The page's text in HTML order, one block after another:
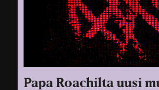
Papa Roachilta uusi